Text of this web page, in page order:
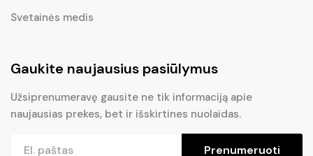
Svetainės medis
Gaukite naujausius pasiūlymus
Užsiprenumeravę gausite ne tik informaciją apie
naujausias prekes, bet ir išskirtines nuolaidas.
Prenumeruoti